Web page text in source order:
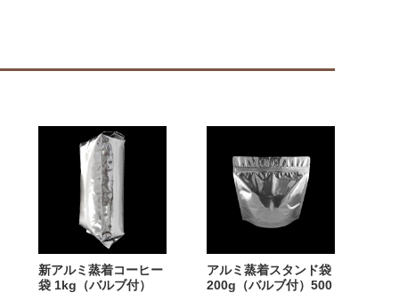
新アルミ蒸着コーヒー
袋 1kg（バルブ付）
アルミ蒸着スタンド袋
200g（バルブ付）500